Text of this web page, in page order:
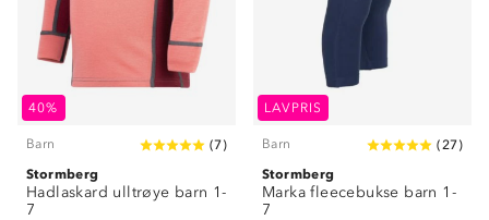
40%
Barn (7)
Stormberg
Hadlaskard ulltrøye barn 1-
7
LAVPRIS
Barn (27)
Stormberg
Marka fleecebukse barn 1-
7